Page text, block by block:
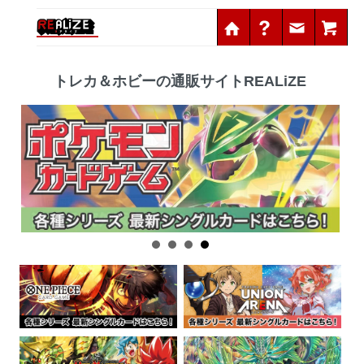
トレカ＆ホビーの通販サイト REALiZE